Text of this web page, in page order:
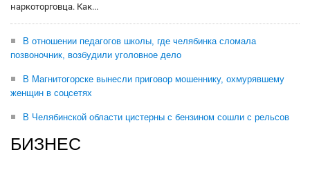
наркоторговца. Как...
В отношении педагогов школы, где челябинка сломала
позвоночник, возбудили уголовное дело
В Магнитогорске вынесли приговор мошеннику, охмурявшему
женщин в соцсетях
В Челябинской области цистерны с бензином сошли с рельсов
БИЗНЕС